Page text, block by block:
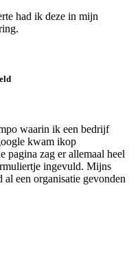
had ik deze in mijn
waarin ik een bedrijf
kwam ikop
pagina zag er allemaal heel
ingevuld. Mijns
een organisatie gevonden